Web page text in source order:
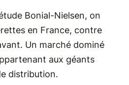
Bonial-Nielsen, on
en France, contre
Un marché dominé
aux géants
distribution.